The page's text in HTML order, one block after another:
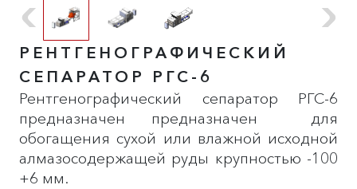
РЕНТГЕНОГРАФИЧЕСКИЙ
СЕПАРАТОР РГС-6
Рентгенографический сепаратор РГС-6
предназначен предназначен для
обогащения сухой или влажной исходной
алмазосодержащей руды крупностью -100
+6 мм.